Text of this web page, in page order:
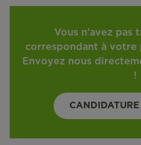
Vous n'avez pas
correspondant à
Envoyez nous
!